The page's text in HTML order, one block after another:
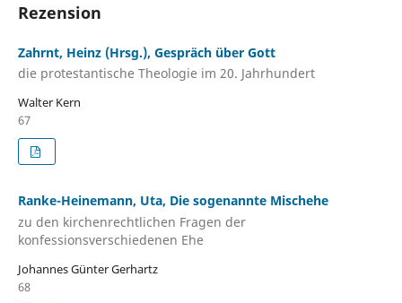
Rezension
Zahrnt, Heinz (Hrsg.), Gespräch über Gott
die protestantische Theologie im 20. Jahrhundert
Walter Kern
67
Ranke-Heinemann, Uta, Die sogenannte Mischehe
zu den kirchenrechtlichen Fragen der
konfessionsverschiedenen Ehe
Johannes Günter Gerhartz
68